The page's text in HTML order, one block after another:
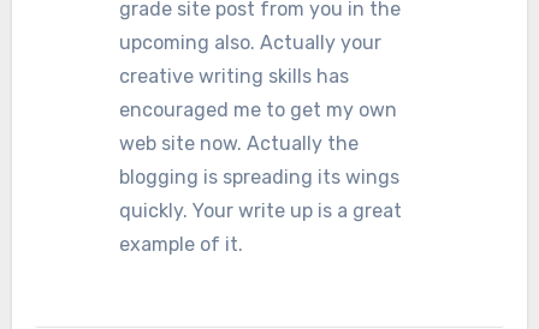
grade site post from you in the
upcoming also. Actually your
creative writing skills has
encouraged me to get my own
web site now. Actually the
blogging is spreading its wings
quickly. Your write up is a great
example of it.